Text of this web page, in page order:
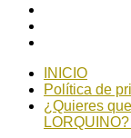
INICIO
Política de
¿Quieres